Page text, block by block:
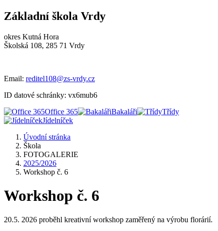
Základní škola Vrdy
okres Kutná Hora
Školská 108, 285 71 Vrdy
Email: reditel108@zs-vrdy.cz
ID datové schránky: vx6mub6
Office 365
Bakaláři
Třídy
Jídelníček
Úvodní stránka
Škola
FOTOGALERIE
2025/2026
Workshop č. 6
Workshop č. 6
20.5. 2026 proběhl kreativní workshop zaměřený na výrobu florárií.